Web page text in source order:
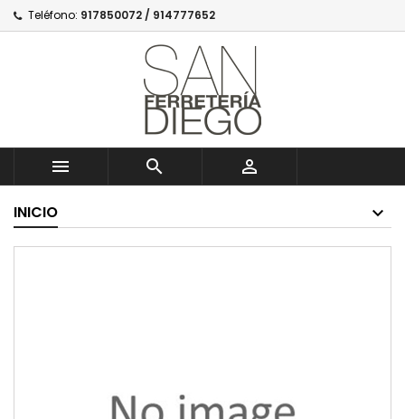
Teléfono: 917850072 / 914777652
  
INICIO